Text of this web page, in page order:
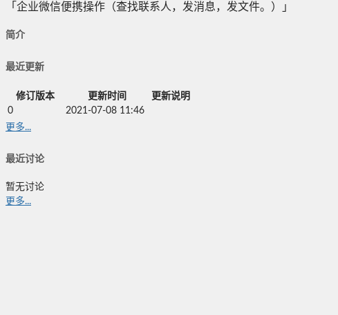
「企业微信便携操作（查找联系人，发消息，发文件。）」
简介
最近更新
修订版本 更新时间
更新说明
0
2021-07-08 11:46
更多...
最近讨论
暂无讨论
更多...